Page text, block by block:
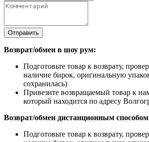
Отправить
Возврат/обмен в шоу рум:
Подготовьте товар к возврату,
наличие бирок, оригинальную
сохранилась)
Привезите возвращаемый товар к
который находится по адресу
Возврат/обмен дистанционным
Подготовьте товар к возврату,